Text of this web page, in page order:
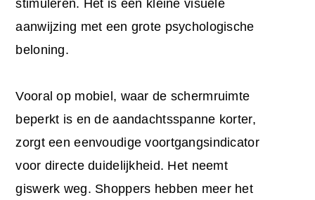
stimuleren. Het is een kleine visuele
aanwijzing met een grote psychologische
beloning.
Vooral op mobiel, waar de schermruimte
beperkt is en de aandachtsspanne korter,
zorgt een eenvoudige voortgangsindicator
voor directe duidelijkheid. Het neemt
giswerk weg. Shoppers hebben meer het